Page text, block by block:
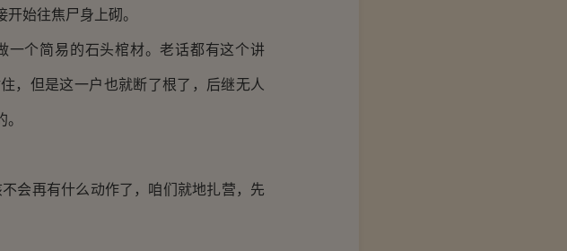
始往焦尸身上砌。
个简易的石头棺材。老话都有这个讲
，但是这一户也就断了根了，后继无人
会再有什么动作了，咱们就地扎营，先